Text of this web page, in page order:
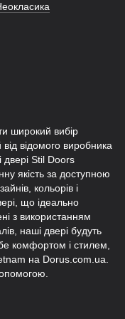
широкий вибір
від відомого виробника
двері Stil Doors
якість за доступною
кольорів і
що ідеально
з використанням
наші двері будуть
комфортом і стилем,
на Dorus.com.ua.